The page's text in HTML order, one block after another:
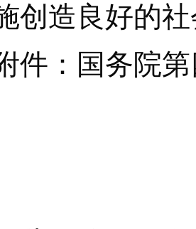
创造良好的
：国务院第